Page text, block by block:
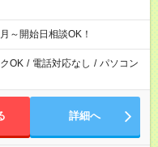
～開始日相談OK！
OK / 電話対応なし / パソコン
詳細へ